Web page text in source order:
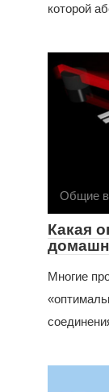
которой
Общие
Какая
Многие